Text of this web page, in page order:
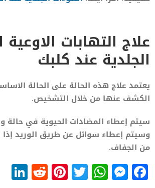
علاج التهابات
الجلدية عند كلبك
يعتمد علاج هذه الحالة على الحالة
الكشف عنها من خلال التشخيص.
سيتم إعطاء المضادات الحيوية في حالة
وسيتم إعطاء سوائل عن طريق الوريد إذا
من الجفاف.
Facebook
Messenger
WhatsApp
Twitter
Pinterest
Reddit